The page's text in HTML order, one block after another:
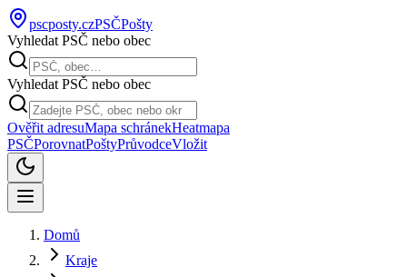
pscposty.czPSČPošty
Vyhledat PSČ nebo obec
Vyhledat PSČ nebo obec
Ověřit adresuMapa schránekHeatmapa
PSČPorovnatPoštyPrůvodceVložit
Domů
Kraje